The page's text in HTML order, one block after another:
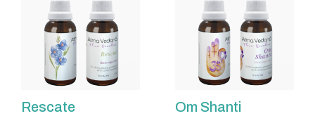
Rescate Om Shanti